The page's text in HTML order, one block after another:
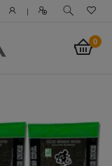
|
0